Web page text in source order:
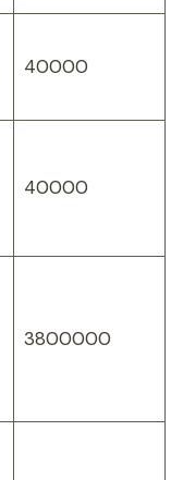
40000
40000
3800000